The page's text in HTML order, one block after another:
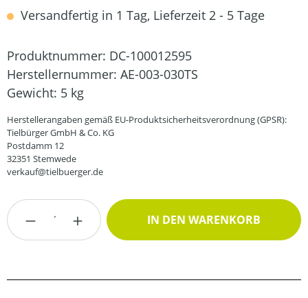
Versandfertig in 1 Tag, Lieferzeit 2 - 5 Tage
Produktnummer: DC-100012595
Herstellernummer: AE-003-030TS
Gewicht: 5 kg
Herstellerangaben gemäß EU-Produktsicherheitsverordnung (GPSR):
Tielbürger GmbH & Co. KG
Postdamm 12
32351 Stemwede
verkauf@tielbuerger.de
Produkt Anzahl: Gib den gewünschten
IN DEN WARENKORB